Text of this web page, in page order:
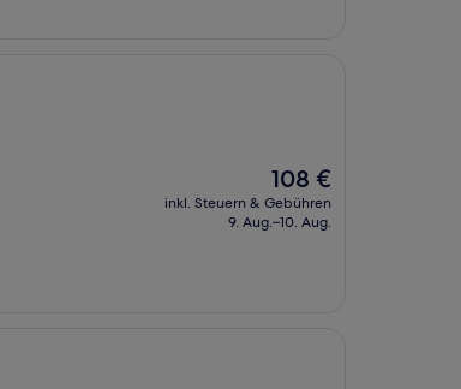
Der
Preis
beträgt
108 €
inkl. Steuern & Gebühren
9. Aug.–10. Aug.